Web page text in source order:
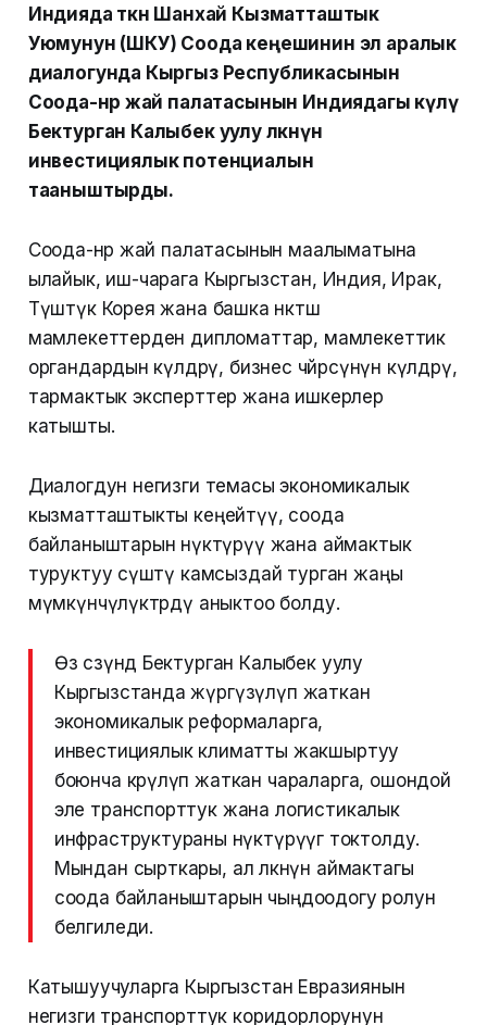
Индияда өткөн Шанхай Кызматташтык
Уюмунун (ШКУ) Соода кеңешинин эл аралык
диалогунда Кыргыз Республикасынын
Соода-өнөр жай палатасынын Индиядагы өкүлү
Бектурган Калыбек уулу өлкөнүн
инвестициялык потенциалын
тааныштырды.
Соода-өнөр жай палатасынын маалыматына
ылайык, иш-чарага Кыргызстан, Индия, Ирак,
Түштүк Корея жана башка өнөктөш
мамлекеттерден дипломаттар, мамлекеттик
органдардын өкүлдөрү, бизнес чөйрөсүнүн өкүлдөрү,
тармактык эксперттер жана ишкерлер
катышты.
Диалогдун негизги темасы экономикалык
кызматташтыкты кеңейтүү, соода
байланыштарын өнүктүрүү жана аймактык
туруктуу өсүштү камсыздай турган жаңы
мүмкүнчүлүктөрдү аныктоо болду.
Өз сөзүндө Бектурган Калыбек уулу
Кыргызстанда жүргүзүлүп жаткан
экономикалык реформаларга,
инвестициялык климатты жакшыртуу
боюнча көрүлүп жаткан чараларга, ошондой
эле транспорттук жана логистикалык
инфраструктураны өнүктүрүүгө токтолду.
Мындан сырткары, ал өлкөнүн аймактагы
соода байланыштарын чыңдоодогу ролун
белгиледи.
Катышуучуларга Кыргызстан Евразиянын
негизги транспорттук коридорлорунун